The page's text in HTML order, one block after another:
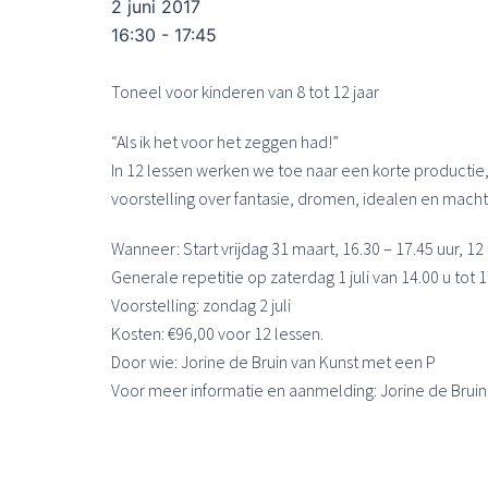
2 juni 2017
16:30 - 17:45
Toneel voor kinderen van 8 tot 12 jaar
“Als ik het voor het zeggen had!”
In 12 lessen werken we toe naar een korte
voorstelling over fantasie, dromen, idealen en macht.
Wanneer: Start vrijdag 31 maart, 16.30 – 17.45 uur,
Generale repetitie op zaterdag 1 juli van 14.00 u tot
Voorstelling: zondag 2 juli
Kosten: €96,00 voor 12 lessen.
Door wie: Jorine de Bruin van Kunst met een P
Voor meer informatie en aanmelding: Jorine de